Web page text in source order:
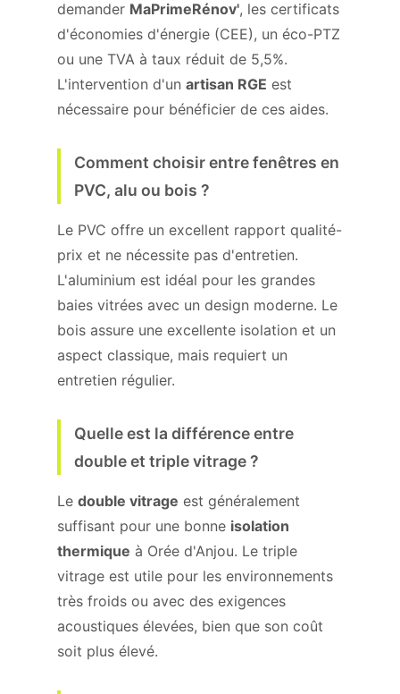
demander MaPrimeRénov', les certificats
d'économies d'énergie (CEE), un éco-PTZ
ou une TVA à taux réduit de 5,5%.
L'intervention d'un artisan RGE est
nécessaire pour bénéficier de ces aides.
Comment choisir entre fenêtres en
PVC, alu ou bois ?
Le PVC offre un excellent rapport qualité-
prix et ne nécessite pas d'entretien.
L'aluminium est idéal pour les grandes
baies vitrées avec un design moderne. Le
bois assure une excellente isolation et un
aspect classique, mais requiert un
entretien régulier.
Quelle est la différence entre
double et triple vitrage ?
Le double vitrage est généralement
suffisant pour une bonne isolation
thermique à Orée d'Anjou. Le triple
vitrage est utile pour les environnements
très froids ou avec des exigences
acoustiques élevées, bien que son coût
soit plus élevé.